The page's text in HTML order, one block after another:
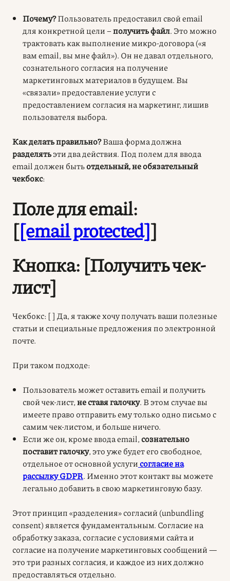
Почему?Пользователь предоставил свой email
для конкретной цели –получить файл. Это можно
трактовать как выполнение микро-договора («я
вам email, вы мне файл»). Он не давал отдельного,
сознательного согласия на получение
маркетинговых материалов в будущем. Вы
«связали» предоставление услуги с
предоставлением согласия на маркетинг, лишив
пользователя выбора.
Как делать правильно?Ваша форма должна
разделятьэти два действия. Под полем для ввода
email должен бытьотдельный, не обязательный
чекбокс:
Поле для email:
[[email protected]]
Кнопка: [Получить чек-
лист]
Чекбокс: [ ] Да, я также хочу получать ваши полезные
статьи и специальные предложения по электронной
почте.
При таком подходе:
Пользователь может оставить email и получить
свой чек-лист,не ставя галочку. В этом случае вы
имеете право отправить ему только одно письмо с
самим чек-листом, и больше ничего.
Если же он, кроме ввода email, сознательно
поставит галочку, это уже будет его свободное,
отдельное от основной услуги согласие на
рассылку GDPR. Именно этот контакт вы можете
легально добавить в свою маркетинговую базу.
Этот принцип «разделения» согласий (unbundling
consent) является фундаментальным. Согласие на
обработку заказа, согласие с условиями сайта и
согласие на получение маркетинговых сообщений —
это три разных согласия, и каждое из них должно
предоставляться отдельно.